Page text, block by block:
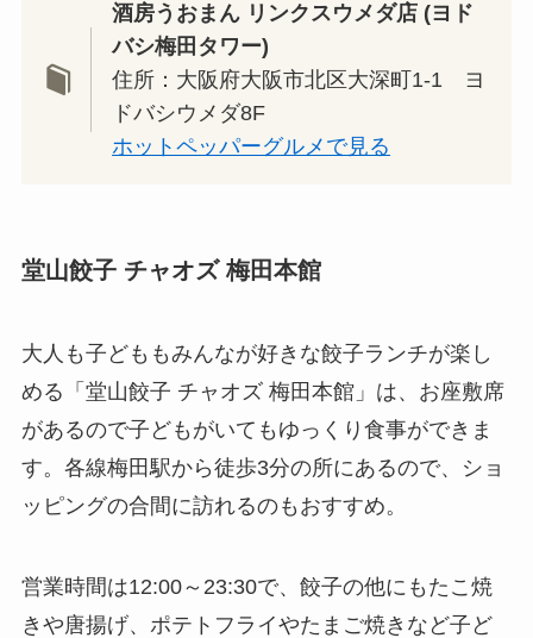
酒房うおまん リンクスウメダ店 (ヨド
バシ梅田タワー)
住所：大阪府大阪市北区大深町1-1 ヨ
ドバシウメダ8F
ホットペッパーグルメで見る
堂山餃子 チャオズ 梅田本館
大人も子どももみんなが好きな餃子ランチが楽し
める「堂山餃子 チャオズ 梅田本館」は、お座敷席
があるので子どもがいてもゆっくり食事ができま
す。各線梅田駅から徒歩3分の所にあるので、ショ
ッピングの合間に訪れるのもおすすめ。
営業時間は12:00～23:30で、餃子の他にもたこ焼
きや唐揚げ、ポテトフライやたまご焼きなど子ど